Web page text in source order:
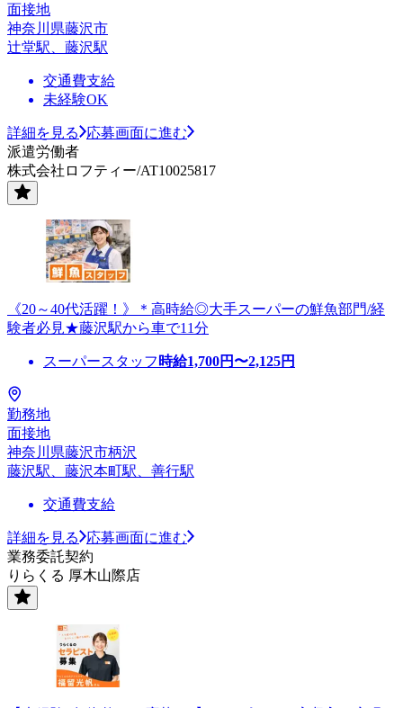
面接地
神奈川県藤沢市
辻堂駅、藤沢駅
交通費支給
未経験OK
詳細を見る
応募画面に進む
派遣労働者
株式会社ロフティー/AT10025817
《20～40代活躍！》＊高時給◎大手スーパーの鮮魚部門/経
験者必見★藤沢駅から車で11分
スーパースタッフ 時給1,700円〜2,125円
勤務地
面接地
神奈川県藤沢市柄沢
藤沢駅、藤沢本町駅、善行駅
交通費支給
詳細を見る
応募画面に進む
業務委託契約
りらくる 厚木山際店